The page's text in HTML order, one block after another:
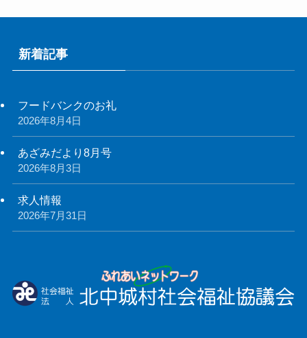
新着記事
フードバンクのお礼
2026年8月4日
あざみだより8月号
2026年8月3日
求人情報
2026年7月31日